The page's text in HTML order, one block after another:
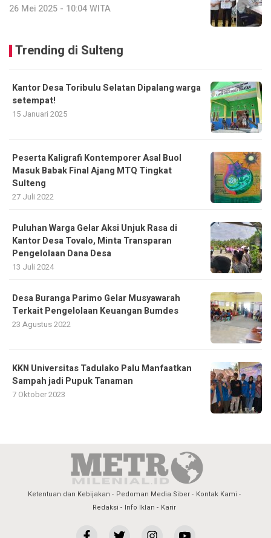
26 Mei 2025 - 10:04 WITA
Trending di Sulteng
Kantor Desa Toribulu Selatan Dipalang warga
setempat!
15 Januari 2025
Peserta Kaligrafi Kontemporer Asal Buol
Masuk Babak Final Ajang MTQ Tingkat
Sulteng
27 Juli 2022
Puluhan Warga Gelar Aksi Unjuk Rasa di
Kantor Desa Tovalo, Minta Transparan
Pengelolaan Dana Desa
13 Juli 2024
Desa Buranga Parimo Gelar Musyawarah
Terkait Pengelolaan Keuangan Bumdes
23 Agustus 2022
KKN Universitas Tadulako Palu Manfaatkan
Sampah jadi Pupuk Tanaman
7 Oktober 2023
Ketentuan dan Kebijakan Pedoman Media Siber
Kontak Kami
Redaksi
Info Iklan Karir